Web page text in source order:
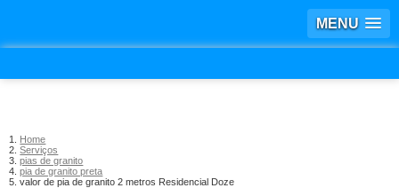
MENU
Home
Serviços
pias de granito
pia de granito preta
valor de pia de granito 2 metros Residencial Doze